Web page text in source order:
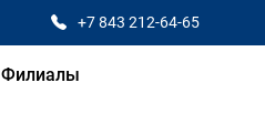
+7 843 212-64-65
Филиалы